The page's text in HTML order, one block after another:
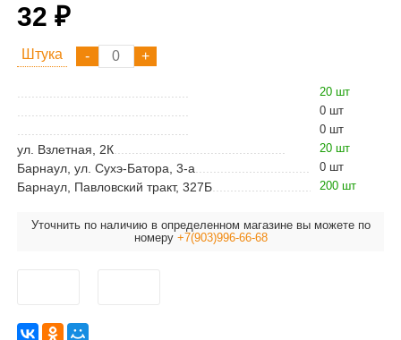
32 ₽
Штука
20 шт
0 шт
0 шт
ул. Взлетная, 2К 20 шт
Барнаул, ул. Сухэ-Батора, 3-а 0 шт
Барнаул, Павловский тракт, 327Б 200 шт
Уточнить по наличию в определенном магазине вы можете по
номеру +7(903)996-66-68